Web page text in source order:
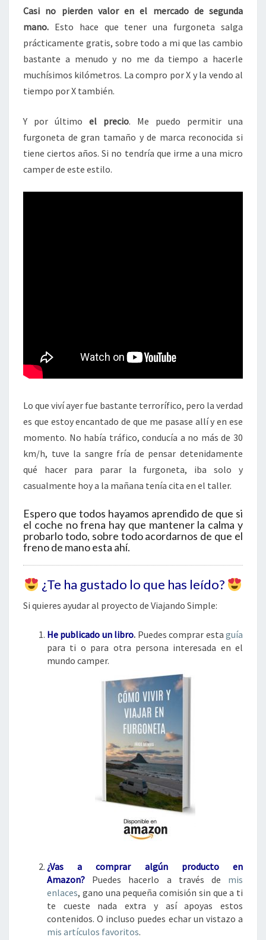
Casi no pierden valor en el mercado de segunda
mano. Esto hace que tener una furgoneta salga
prácticamente gratis, sobre todo a mi que las cambio
bastante a menudo y no me da tiempo a hacerle
muchísimos kilómetros. La compro por X y la vendo al
tiempo por X también.
Y por último el precio. Me puedo permitir una
furgoneta de gran tamaño y de marca reconocida si
tiene ciertos años. Si no tendría que irme a una micro
camper de este estilo.
Lo que viví ayer fue bastante terrorífico, pero la verdad
es que estoy encantado de que me pasase allí y en ese
momento. No había tráfico, conducía a no más de 30
km/h, tuve la sangre fría de pensar detenidamente
qué hacer para parar la furgoneta, iba solo y
casualmente hoy a la mañana tenía cita en el taller.
Espero que todos hayamos aprendido de que si
el coche no frena hay que mantener la calma y
probarlo todo, sobre todo acordarnos de que el
freno de mano esta ahí.
¿Te ha gustado lo que has leído?
Si quieres ayudar al proyecto de Viajando Simple:
He publicado un libro. Puedes comprar estaguía
para ti o para otra persona interesada en el
mundo camper.
¿Vas a comprar algúnproducto en
Amazon? Puedes hacerlo a través de mis
enlaces, gano una pequeña comisión sin que a ti
te cueste nada extra y así apoyas estos
contenidos. O incluso puedes echar un vistazo a
mis artículos favoritos.